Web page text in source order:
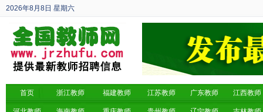
2026年8月8日 星期六
丙午年 六月廿六
首页 浙江教师 福建教师 江苏教师 广东教师 江西教师